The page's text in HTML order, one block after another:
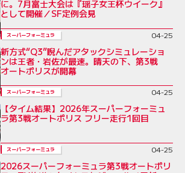
に。7月富士大会は『瑶子女王杯ウイーク』
として開催／SF定例会見
スーパーフォーミュラ 04-25
新方式“Q3”睨んだアタックシミュレーショ
ンは王者・岩佐が最速。晴天の下、第3戦
オートポリスが開幕
スーパーフォーミュラ 04-25
【タイム結果】2026年スーパーフォーミュ
ラ第3戦オートポリス フリー走行1回目
スーパーフォーミュラ 04-25
2026スーパーフォーミュラ第3戦オートポリ